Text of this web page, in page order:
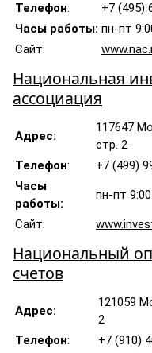
Телефон:
+7 (495)
Часы работы: пн-пт
Сайт:
Национальная
ассоциация
Адрес:
117647
стр. 2
Телефон:
+7 (499)
Часы
работы:
пн-пт
Сайт:
Национальный
счетов
Адрес:
121059
2
Телефон:
+7 (910)